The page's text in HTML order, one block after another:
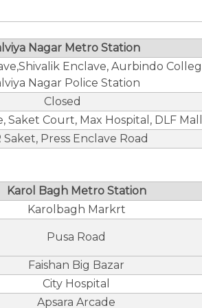
Nagar Metro Station
Enclave, Aurbindo
Nagar Police Station
Closed
Saket Court, Max Hospital, DLF Mall
Saket, Press Enclave Road
Karol Bagh Metro Station
Karolbagh Markrt
Pusa Road
Faishan Big Bazar
City Hospital
Apsara Arcade